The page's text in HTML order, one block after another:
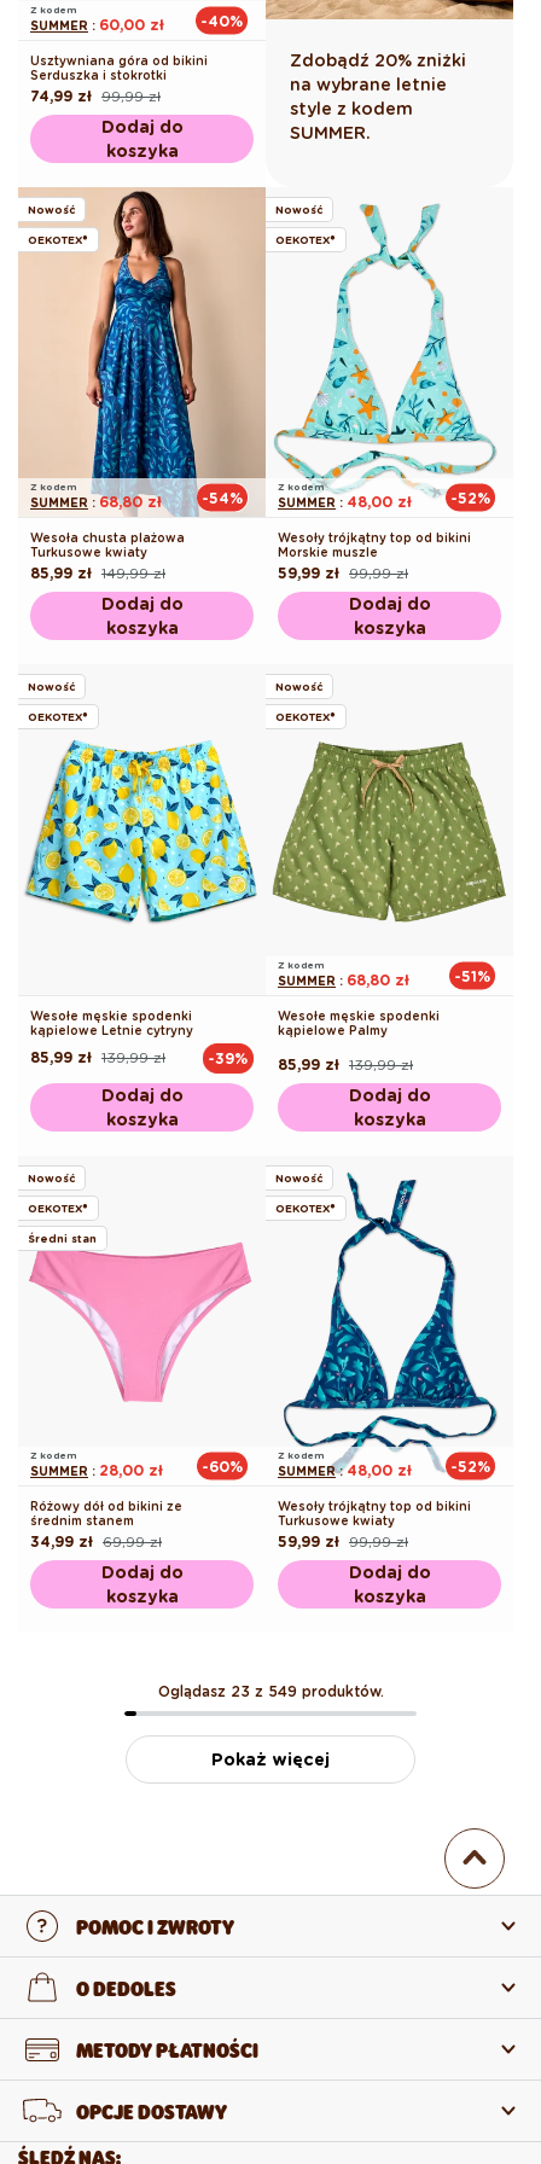
Z kodem
SUMMER : 60,00 zł -40%
Usztywniana góra od bikini
Serduszka i stokrotki
Cena
regularna
99,99 zł
Cena
promocyjna
74,99 zł
Dodaj do
koszyka
Zdobądź 20% zniżki
na wybrane letnie
style z kodem
SUMMER.
Nowość
OEKOTEX®
Z kodem
SUMMER : 68,80 zł -54%
Wesoła chusta plażowa
Turkusowe kwiaty
Cena
regularna
149,99 zł
Cena
promocyjna
85,99 zł
Dodaj do
koszyka
Nowość
OEKOTEX®
Z kodem
SUMMER : 48,00 zł -52%
Wesoły trójkątny top od bikini
Morskie muszle
Cena
regularna
99,99 zł
Cena
promocyjna
59,99 zł
Dodaj do
koszyka
Nowość
OEKOTEX®
Wesołe męskie spodenki
kąpielowe Letnie cytryny
Cena
139,99 zł
Cena
85,99 zł -39%
Dodaj do
koszyka
Nowość
OEKOTEX®
Z kodem
SUMMER : 68,80 zł -51%
Wesołe męskie spodenki
kąpielowe Palmy
Cena
regularna
139,99 zł
Cena
promocyjna
85,99 zł
Dodaj do
koszyka
Nowość
OEKOTEX®
Średni stan
Z kodem
SUMMER : 28,00 zł -60%
Różowy dół od bikini ze
średnim stanem
Cena
regularna
69,99 zł
Cena
promocyjna
34,99 zł
Dodaj do
koszyka
Nowość
OEKOTEX®
Z kodem
SUMMER:48,00 zł -52%
Wesoły trójkątny top od bikini
Turkusowe kwiaty
Cena
regularna
99,99 zł
Cena
promocyjna
59,99 zł
Dodaj do
koszyka
Oglądasz 23 z 549 produktów.
Pokaż więcej
POMOC I ZWROTY
Skontaktuj się z nami
Zwroty i reklamacje
Odstąpienie od umowy
O DEDOLES
O nas
Sprzedaż hurtowa
METODY PŁATNOŚCI
OPCJE DOSTAWY
ŚLEDŹ NAS: